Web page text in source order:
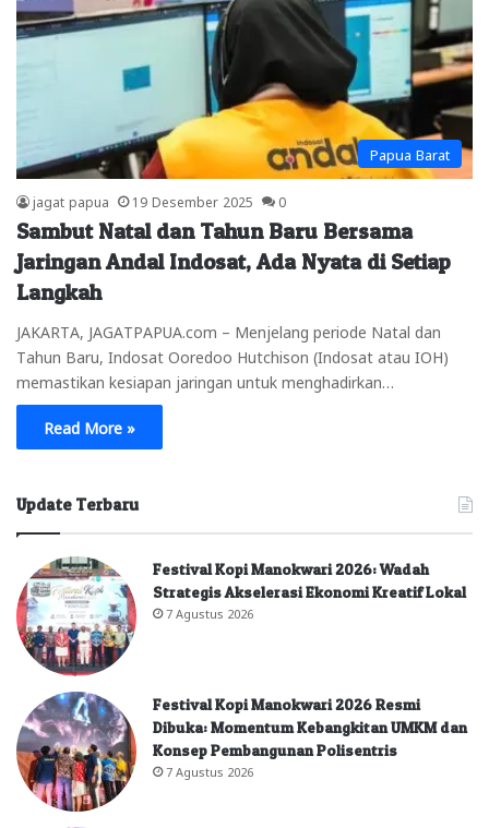
Papua Barat
jagat papua 19 Desember 2025 0
Sambut Natal dan Tahun Baru Bersama
Jaringan Andal Indosat, Ada Nyata di Setiap
Langkah
JAKARTA, JAGATPAPUA.com – Menjelang periode Natal dan
Tahun Baru, Indosat Ooredoo Hutchison (Indosat atau IOH)
memastikan kesiapan jaringan untuk menghadirkan…
Read More »
Update Terbaru
Festival Kopi Manokwari 2026: Wadah
Strategis Akselerasi Ekonomi Kreatif Lokal
7 Agustus 2026
Festival Kopi Manokwari 2026 Resmi
Dibuka: Momentum Kebangkitan UMKM dan
Konsep Pembangunan Polisentris
7 Agustus 2026